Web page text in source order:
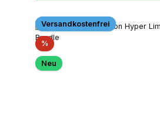
Versandkostenfrei
%Rabatt
Neu